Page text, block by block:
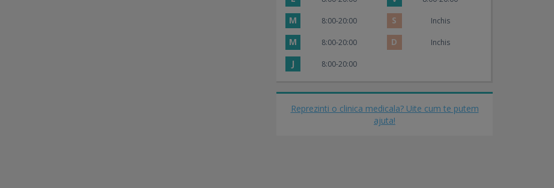
M 8:00-20:00 S Inchis
M 8:00-20:00 D Inchis
J 8:00-20:00
Reprezinti o clinica medicala? Uite cum te putem
ajuta!